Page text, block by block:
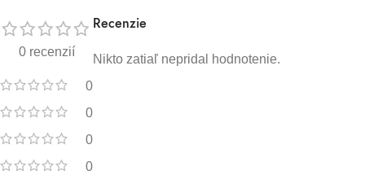
0 recenzií
0
0
0
0
Recenzie
Nikto zatiaľ nepridal hodnotenie.